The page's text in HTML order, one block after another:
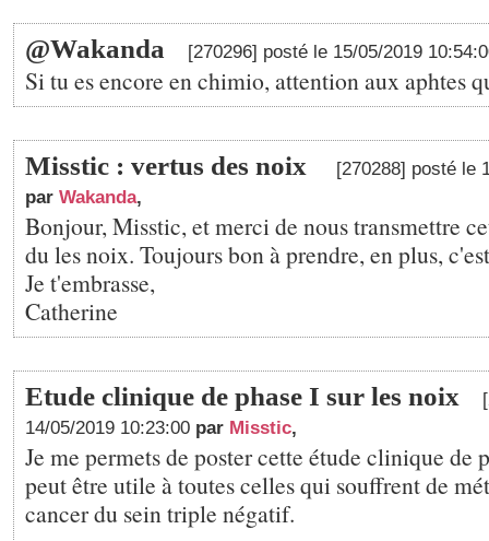
@Wakanda [270296] posté le 15/05/2019
Si tu es encore en chimio, attention aux aphtes
Misstic : vertus des noix
[270288] posté le
par Wakanda,
Bonjour, Misstic, et merci de nous transmettre
du les noix. Toujours bon à prendre, en plus,
Je t'embrasse,
Catherine
Etude clinique de phase I sur les noix
14/05/2019 10:23:00 par Misstic,
Je me permets de poster cette étude clinique de
peut être utile à toutes celles qui souffrent de
cancer du sein triple négatif.